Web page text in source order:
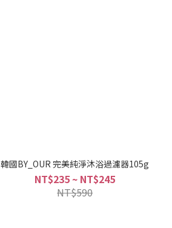
韓國BY_OUR 完美純淨沐浴過濾器105g
NT$235 ~ NT$245
NT$590